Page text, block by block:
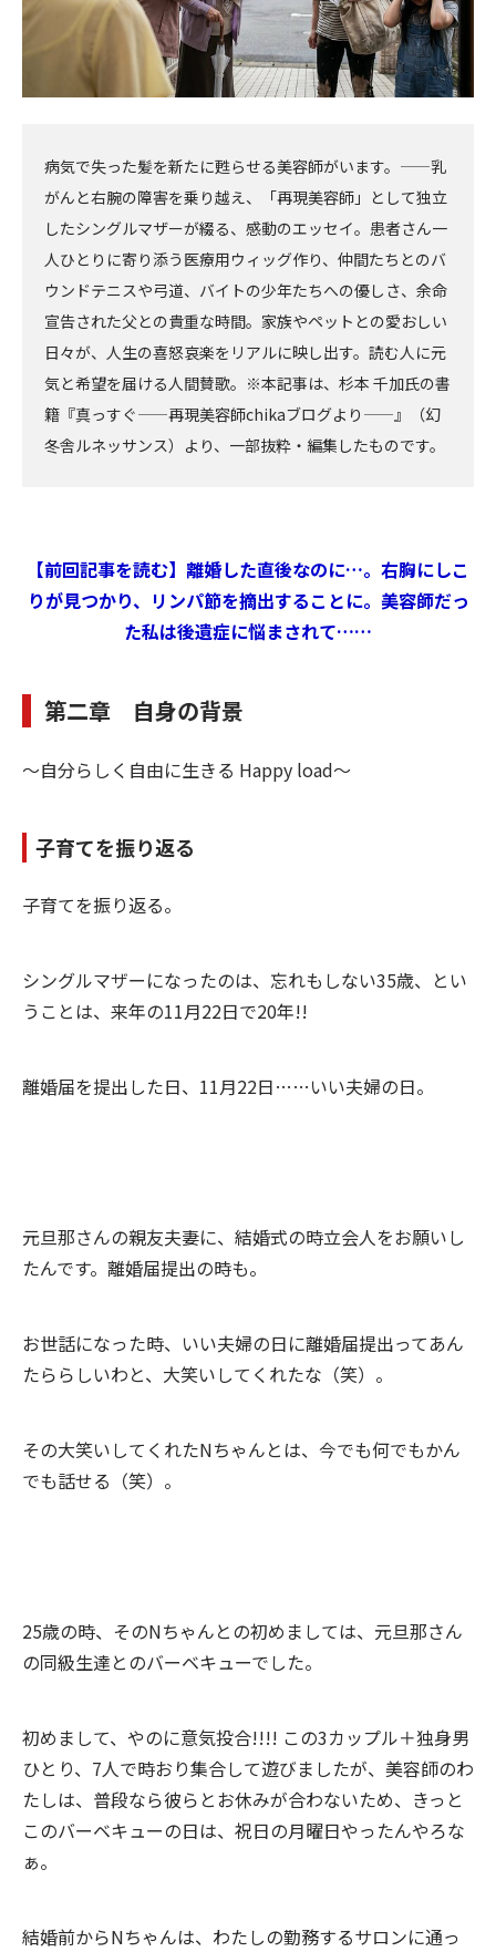
病気で失った髪を新たに甦らせる美容師がいます。——乳
がんと右腕の障害を乗り越え、「再現美容師」として独立
したシングルマザーが綴る、感動のエッセイ。患者さん一
人ひとりに寄り添う医療用ウィッグ作り、仲間たちとのバ
ウンドテニスや弓道、バイトの少年たちへの優しさ、余命
宣告された父との貴重な時間。家族やペットとの愛おしい
日々が、人生の喜怒哀楽をリアルに映し出す。読む人に元
気と希望を届ける人間賛歌。※本記事は、杉本 千加氏の書
籍『真っすぐ——再現美容師chikaブログより——』（幻
冬舎ルネッサンス）より、一部抜粋・編集したものです。
【前回記事を読む】離婚した直後なのに…。右胸にしこ
りが見つかり、リンパ節を摘出することに。美容師だっ
た私は後遺症に悩まされて……
第二章 自身の背景
～自分らしく自由に生きる Happy load～
子育てを振り返る
子育てを振り返る。
シングルマザーになったのは、忘れもしない35歳、とい
うことは、来年の11月22日で20年!!
離婚届を提出した日、11月22日……いい夫婦の日。
元旦那さんの親友夫妻に、結婚式の時立会人をお願いし
たんです。離婚届提出の時も。
お世話になった時、いい夫婦の日に離婚届提出ってあん
たららしいわと、大笑いしてくれたな（笑）。
その大笑いしてくれたNちゃんとは、今でも何でもかん
でも話せる（笑）。
25歳の時、そのNちゃんとの初めましては、元旦那さん
の同級生達とのバーベキューでした。
初めまして、やのに意気投合!!!! この3カップル＋独身男
ひとり、7人で時おり集合して遊びましたが、美容師のわ
たしは、普段なら彼らとお休みが合わないため、きっと
このバーベキューの日は、祝日の月曜日やったんやろな
ぁ。
結婚前からNちゃんは、わたしの勤務するサロンに通っ